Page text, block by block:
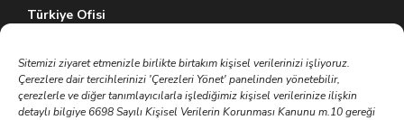
Sitemizi ziyaret etmenizle birlikte birtakım kişisel verilerinizi işliyoruz.
Çerezlere dair tercihlerinizi 'Çerezleri Yönet' panelinden yönetebilir,
çerezlerle ve diğer tanımlayıcılarla işlediğimiz kişisel verilerinize ilişkin
detaylı bilgiye 6698 Sayılı Kişisel Verilerin Korunması Kanunu m.10 gereği
Türkiye Ofisi
Ümraniye – İstanbul / Türkiye
Tel: +90 (216) 575 60 70
E-posta:
info@pargesoft.com